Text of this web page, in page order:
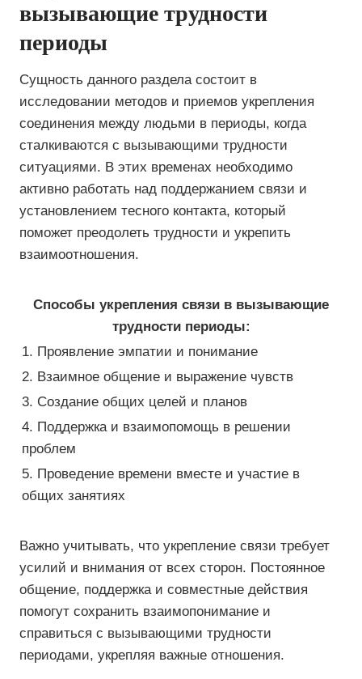
вызывающие трудности
периоды
Сущность данного раздела состоит в
исследовании методов и приемов укрепления
соединения между людьми в периоды, когда
сталкиваются с вызывающими трудности
ситуациями. В этих временах необходимо
активно работать над поддержанием связи и
установлением тесного контакта, который
поможет преодолеть трудности и укрепить
взаимоотношения.
Способы укрепления связи в вызывающие
трудности периоды:
1. Проявление эмпатии и понимание
2. Взаимное общение и выражение чувств
3. Создание общих целей и планов
4. Поддержка и взаимопомощь в решении
проблем
5. Проведение времени вместе и участие в
общих занятиях
Важно учитывать, что укрепление связи требует
усилий и внимания от всех сторон. Постоянное
общение, поддержка и совместные действия
помогут сохранить взаимопонимание и
справиться с вызывающими трудности
периодами, укрепляя важные отношения.